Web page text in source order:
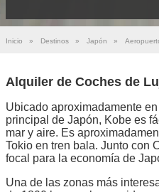
Inicio » Destinos » Japón »
Alquiler de Coches de
Ubicado aproximadamente
principal de Japón, Kobe es
mar y aire. Es
Tokio en tren bala. Junto con
focal para la economía de
Una de las zonas más